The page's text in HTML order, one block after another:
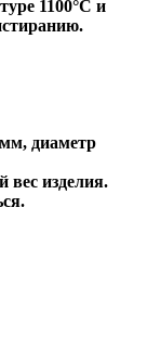
1100°С и
диаметр
вес изделия.